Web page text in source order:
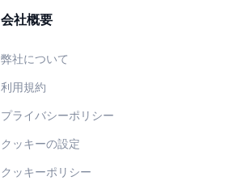
会社概要
弊社について
利用規約
プライバシーポリシー
クッキーの設定
クッキーポリシー